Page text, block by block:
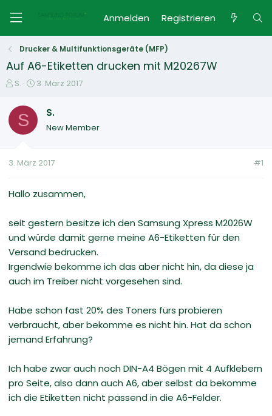
Anmelden Registrieren
Drucker & Multifunktionsgeräte (MFP)
Auf A6-Etiketten drucken mit M20267W
E
s
e
e
S.
E
t
m
3. März 2017
S S.
New Member
3. März 2017 #1
Hallo zusammen,
seit gestern besitze ich den Samsung Xpress M2026W
und würde damit gerne meine A6-Etiketten für den
Versand bedrucken.
Irgendwie bekomme ich das aber nicht hin, da diese ja
auch im Treiber nicht vorgesehen sind.
Habe schon fast 20% des Toners fürs probieren
verbraucht, aber bekomme es nicht hin. Hat da schon
jemand Erfahrung?
Ich habe zwar auch noch DIN-A4 Bögen mit 4 Aufklebern
pro Seite, also dann auch A6, aber selbst da bekomme
ich die Etiketten nicht passend in die A6-Felder.